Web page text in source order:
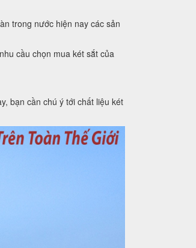
trong nước hiện nay các sản
cầu chọn mua két sắt của
bạn cần chú ý tới chất liệu két